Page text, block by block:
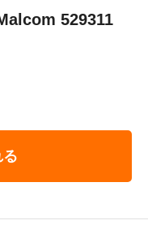
529311